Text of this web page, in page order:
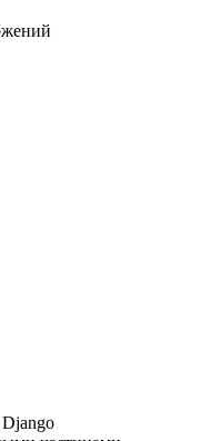
Django